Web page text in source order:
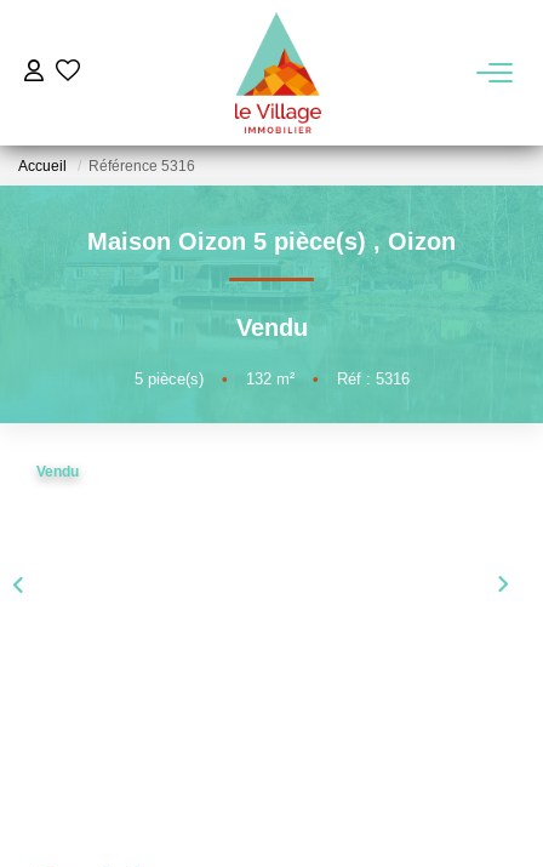
VENTE
GESTION
MIEUX NOUS CONNAITRE
Accueil Référence 5316
Maison Oizon 5 pièce(s) , Oizon
Vendu
5pièce(s) • 132m² • Réf : 5316
Vendu